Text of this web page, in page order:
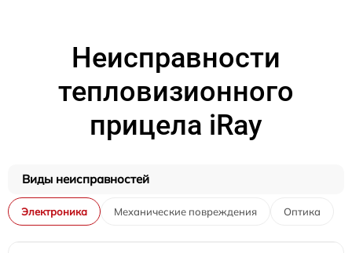
Неисправности
тепловизионного
прицела iRay
Виды неисправностей
Электроника Механические повреждения Оптика